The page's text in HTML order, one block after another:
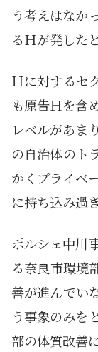
う考えはなか
るＨが発した
Ｈに対するセ
も原告Ｈを含
レベルがあま
の自治体のト
かくプライベ
に持ち込み過
ポルシェ中川
る奈良市環境
善が進んでい
う事象のみを
部の体質改善